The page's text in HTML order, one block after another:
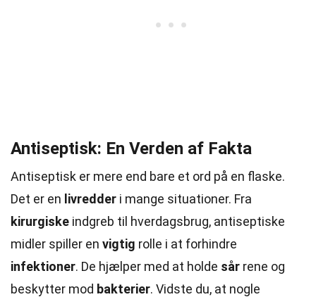
Antiseptisk: En Verden af Fakta
Antiseptisk er mere end bare et ord på en flaske.
Det er en livredder i mange situationer. Fra
kirurgiske indgreb til hverdagsbrug, antiseptiske
midler spiller en vigtig rolle i at forhindre
infektioner. De hjælper med at holde sår rene og
beskytter mod bakterier. Vidste du, at nogle